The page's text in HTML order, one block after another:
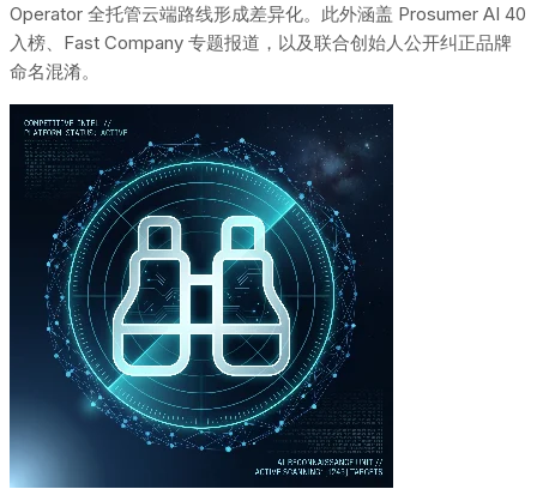
Operator 全托管云端路线形成差异化。此外涵盖 Prosumer AI 40
入榜、Fast Company 专题报道，以及联合创始人公开纠正品牌
命名混淆。